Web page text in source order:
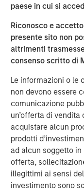
paese in cui si
Riconosco e
presente sito non
altrimenti
consenso scritto di
Le informazioni o le
non devono essere
comunicazione
un’offerta di
acquistare alcun
prodotti
ad alcun soggetto
offerta,
illegittimi ai sensi
investimento sono
“We are excited to
team to accelerate
their suite of novel
Mark Bye, Managing
Partners. “SDI’s
track record of
value for their
joining with them to
Chris Hemstock,
has decades of
a vast network in
that can help us
opportunities in front
brings the expertise,
need in a partner.”